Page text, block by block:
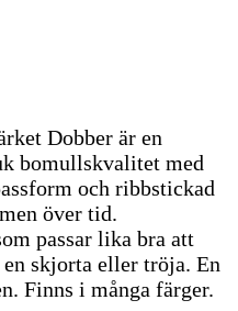
Dobber är en
bomullskvalitet med
och ribbstickad
över tid.
passar lika bra att
skjorta eller tröja. En
Finns i många färger.